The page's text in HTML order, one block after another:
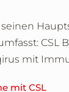
CSL
mit
mit CSL